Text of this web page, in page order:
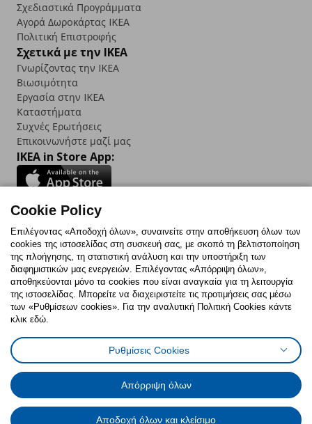
Σχεδιαστικά Προγράμματα
Αγορά Δωρoκάρτας IKEA
Πολιτική Επιστροφής
Σχετικά με την IKEA
Γνωρίζοντας την IKEA
Βιωσιμότητα
Εργασία στην IKEA
Καταστήματα
Συχνές Ερωτήσεις
Επικοινωνήστε μαζί μας
IKEA in Store App:
Follow us:
FacebookInstagram
TikTokYoutubePinterestTwitter
Πολιτική CookiesΔήλωση ψηφιακής προσβασιμότητας
Ρυθμίσεις cookiesΌροι Χρήσης
Γενική Πολιτική Προσωπικών Δεδομένων
Πολιτική Προσωπικών Δεδομένων για ΙΚΕΑ.gr
Κώδικας Καταναλωτικής Δεοντολογίας
Cookie Policy
Επιλέγοντας «Αποδοχή όλων», συναινείτε στην αποθήκευση όλων των
cookies της ιστοσελίδας στη συσκευή σας, με σκοπό τη βελτιστοποίηση
της πλοήγησης, τη στατιστική ανάλυση και την υποστήριξη των
διαφημιστικών μας ενεργειών. Επιλέγοντας «Απόρριψη όλων»,
αποθηκεύονται μόνο τα cookies που είναι αναγκαία για τη λειτουργία
της ιστοσελίδας. Μπορείτε να διαχειριστείτε τις προτιμήσεις σας μέσω
των «Ρυθμίσεων cookies». Για την αναλυτική Πολιτική Cookies κάντε
κλικ εδώ.
Ρυθμίσεις Cookies
Απόρριψη όλων
Αποδοχή όλων και κλείσιμο